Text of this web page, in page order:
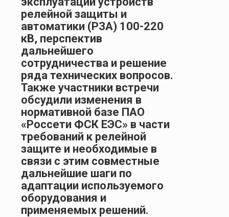
релейной защиты и
автоматики (РЗА) 100-220
кВ, перспектив
дальнейшего
сотрудничества и решение
ряда технических вопросов.
Также участники встречи
обсудили изменения в
нормативной базе ПАО
«Россети ФСК ЕЭС» в части
требований к релейной
защите и необходимые в
связи с этим совместные
дальнейшие шаги по
адаптации используемого
оборудования и
применяемых решений.